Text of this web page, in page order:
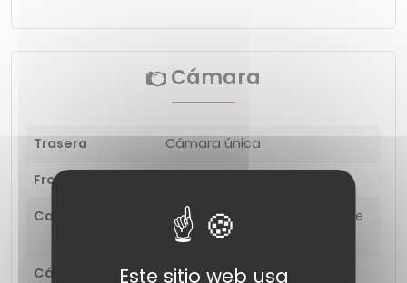
Cámara
Trasera
Cámara única
Frontal
Características
Toma de fotografías durante
la grabación de video
Cámara
13 MP (PDAF)
Este sitio web usa